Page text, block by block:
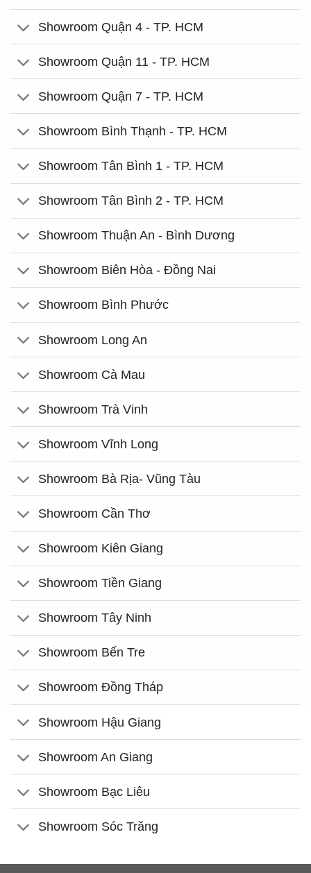
Showroom Quận 4 - TP. HCM
Showroom Quận 11 - TP. HCM
Showroom Quận 7 - TP. HCM
Showroom Bình Thạnh - TP. HCM
Showroom Tân Bình 1 - TP. HCM
Showroom Tân Bình 2 - TP. HCM
Showroom Thuận An - Bình Dương
Showroom Biên Hòa - Đồng Nai
Showroom Bình Phước
Showroom Long An
Showroom Cà Mau
Showroom Trà Vinh
Showroom Vĩnh Long
Showroom Bà Rịa- Vũng Tàu
Showroom Cần Thơ
Showroom Kiên Giang
Showroom Tiền Giang
Showroom Tây Ninh
Showroom Bến Tre
Showroom Đồng Tháp
Showroom Hậu Giang
Showroom An Giang
Showroom Bạc Liêu
Showroom Sóc Trăng